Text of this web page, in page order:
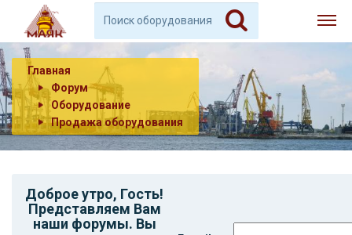
Главная
Форум
Оборудование
Продажа оборудования
Доброе утро, Гость!
Представляем Вам
наши форумы. Вы